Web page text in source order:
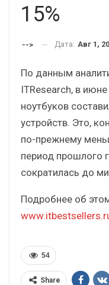
15%
--> Дата: Авг 1,
По данным
ITResearch, в
ноутбуков
устройств. Это,
по-прежнему
период прошлого
сократилась до
Подробнее об
54
Share